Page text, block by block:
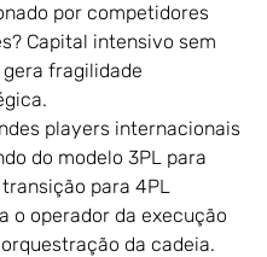
por competidores
Capital intensivo sem
fragilidade
players internacionais
do modelo 3PL para
transição para 4PL
o operador da execução
da cadeia.